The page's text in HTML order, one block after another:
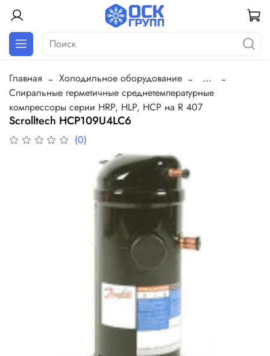
Главная Холодильное оборудование
...
Спиральные герметичные среднетемпературные
компрессоры серии HRP, HLP, HCP на R 407
Scrolltech HCP109U4LC6
(0)